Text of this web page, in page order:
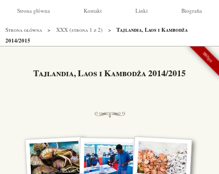
Strona główna Kontakt Linki Biografia
Strona główna XXX (strona 1 z 2)
Tajlandia, Laos i Kambodża
2014/2015
Tajlandia, Laos i Kambodża 2014/2015
990px